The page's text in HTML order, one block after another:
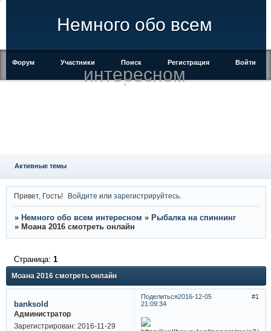
Немного обо всем
интересном
Форум Участники Поиск Регистрация Войти
Активные темы
Привет, Гость! Войдите илизарегистрируйтесь
» Немного обо всем интересном » Рыбалка на спиннинг
» Моана 2016 смотреть онлайн
Моана 2016 смотреть онлайн
Страница: 1
Поделиться 1
2016-12-05
21:09:34
banksold
Администратор
Зарегистрирован: 2016-11-29